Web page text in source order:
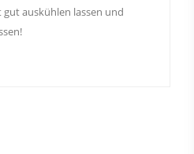
gut auskühlen lassen und